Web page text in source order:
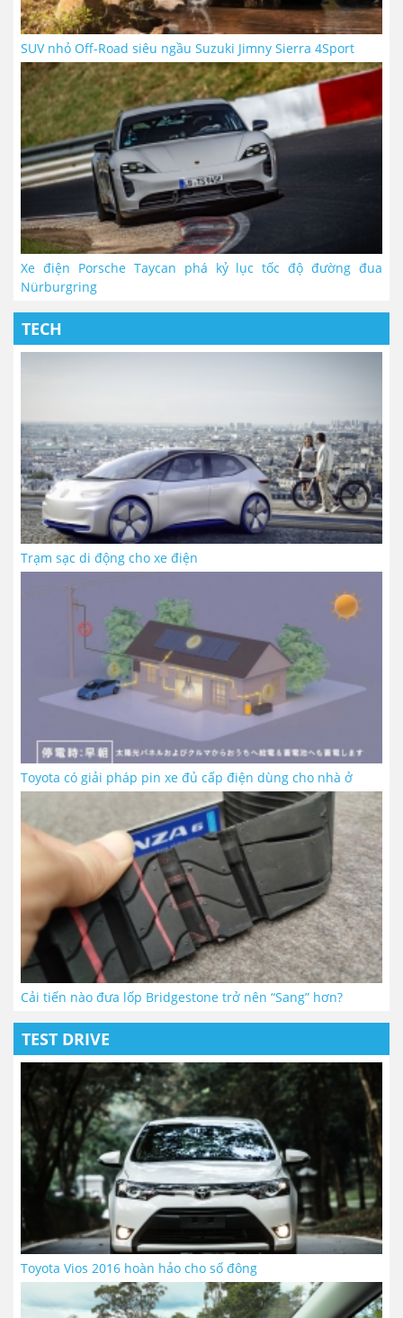
SUV nhỏ Off-Road siêu ngầu Suzuki Jimny Sierra 4Sport
Xe điện Porsche Taycan phá kỷ lục tốc độ đường đua
Nürburgring
TECH
Trạm sạc di động cho xe điện
Toyota có giải pháp pin xe đủ cấp điện dùng cho nhà ở
Cải tiến nào đưa lốp Bridgestone trở nên “Sang” hơn?
TEST DRIVE
Toyota Vios 2016 hoàn hảo cho số đông